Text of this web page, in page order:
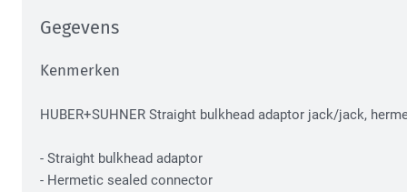
Gegevens
Kenmerken
HUBER+SUHNER Straight bulkhead adaptor jack/jack,
- Straight bulkhead adaptor
- Hermetic sealed connector